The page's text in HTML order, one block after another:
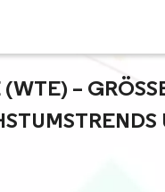
– GRÖSSE